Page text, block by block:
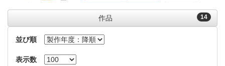
14
作品
並び順
表示数